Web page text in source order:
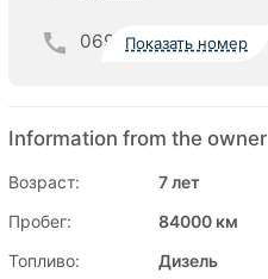
069 Показать номер
Information from the owner
Возраст:
7 лет
Пробег:
84000 км
Топливо:
Дизель